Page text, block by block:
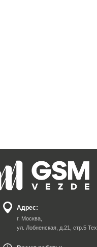
Адрес:
г. Москва,
ул. Лобненская, д.21, стр.5